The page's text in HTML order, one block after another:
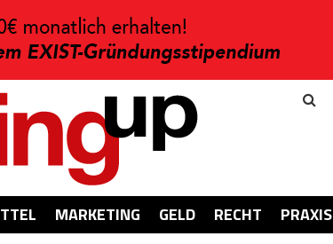
MARKETING GELD RECHT PRAXIS